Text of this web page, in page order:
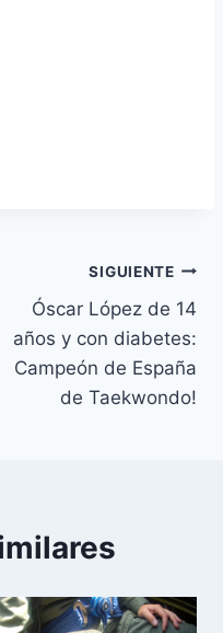
SIGUIENTE
Óscar López de 14
años y con diabetes:
Campeón de España
de Taekwondo!